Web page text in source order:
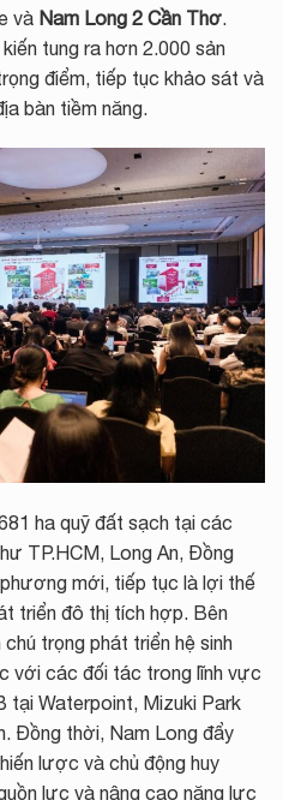
và Nam Long 2 Cần Thơ.
tung ra hơn 2.000 sản
điểm, tiếp tục khảo sát và
bàn tiềm năng.
ha quỹ đất sạch tại các
TP.HCM, Long An, Đồng
mới, tiếp tục là lợi thế
triển đô thị tích hợp. Bên
trọng phát triển hệ sinh
với các đối tác trong lĩnh vực
tại Waterpoint, Mizuki Park
Đồng thời, Nam Long đẩy
lược và chủ động huy
lực và nâng cao năng lực